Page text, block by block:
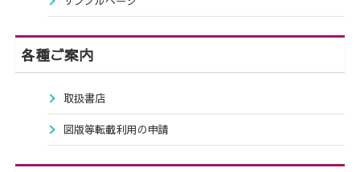
各種ご案内
取扱書店
図版等転載利用の申請